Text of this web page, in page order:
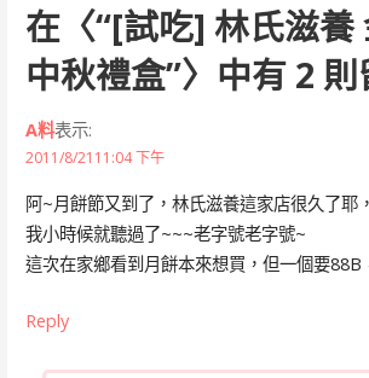
在〈“[試吃] 林氏滋養
中秋禮盒”〉中有 2 則
A料表示:
2011/8/2111:04 下午
阿~月餅節又到了，林氏滋養這家店很久了耶，
我小時候就聽過了~~~老字號老字號~
這次在家鄉看到月餅本來想買，但一個要88B
Reply